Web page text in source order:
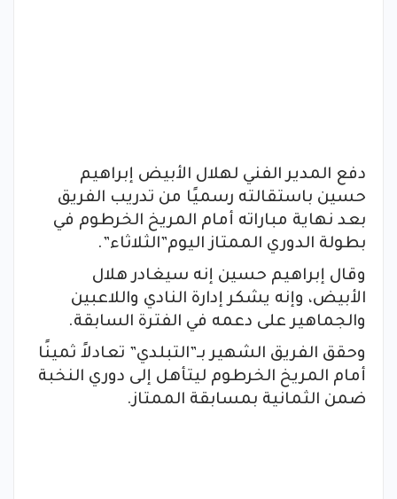
دفع المدير الفني لهلال الأبيض إبراهيم
حسين باستقالته رسميًا من تدريب الفريق
بعد نهاية مباراته أمام المريخ الخرطوم في
بطولة الدوري الممتاز اليوم”الثلاثاء”.
وقال إبراهيم حسين إنه سيغادر هلال
الأبيض، وإنه يشكر إدارة النادي واللاعبين
والجماهير على دعمه في الفترة السابقة.
وحقق الفريق الشهير بـ”التبلدي” تعادلاً ثمينًا
أمام المريخ الخرطوم ليتأهل إلى دوري النخبة
ضمن الثمانية بمسابقة الممتاز.